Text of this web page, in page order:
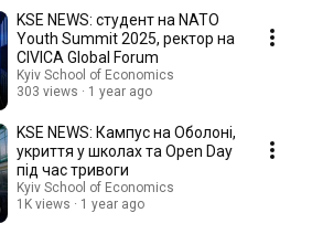
KSE NEWS: студент на NATO
Youth Summit 2025, ректор на
CIVICA Global Forum
Kyiv School of Economics
303 views
1 year ago
KSE NEWS: Кампус на Оболоні,
укриття у школах та Open Day
під час тривоги
Kyiv School of Economics
1K views
1 year ago